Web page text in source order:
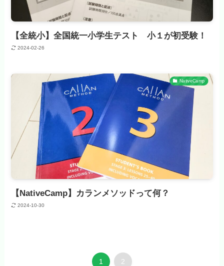
【全統小】全国統一小学生テスト 小１が初受験！
2024-02-26
NativeCamp
【NativeCamp】カランメソッドって何？
2024-10-30
1 2